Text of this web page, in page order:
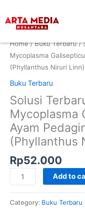
content
Home/Buku Terbaru/
Mycoplasma
(Phyllanthus Niruri Linn)
Buku Terbaru
Solusi
Mycoplasma
Ayam
(Phyllanthus
Rp52.000
Terbaru
Pemberantasan
Mycoplasma
Galisepticum
pada
Pedaging
Meniran
(Phyllanthus
Niruri
Linn)
quantity
Add to
Category: Buku Terbaru